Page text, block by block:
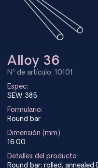
Alloy 36
Nº de artículo: 10101
Espec:
SEW 385
Formulario:
Round bar
Dimensión (mm):
16.00
Detalles del producto:
Round bar; rolled,